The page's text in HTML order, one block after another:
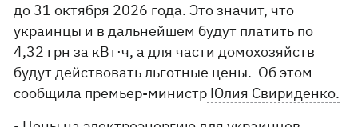
до 31 октября 2026 года. Это значит, что
украинцы и в дальнейшем будут платить по
4,32 грн за кВт⋅ч, а для части домохозяйств
будут действовать льготные цены. Об этом
сообщила премьер-министр Юлия Свириденко.